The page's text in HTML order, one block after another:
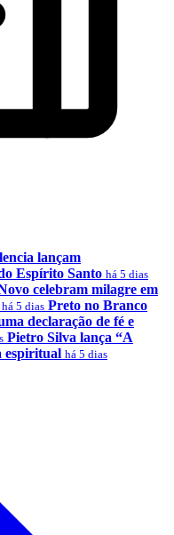
lançam
Espírito Santo há 5 dias
celebram milagre em
há 5 dias Preto no Branco
declaração de fé e
Pietro Silva lança “A
espiritual há 5 dias